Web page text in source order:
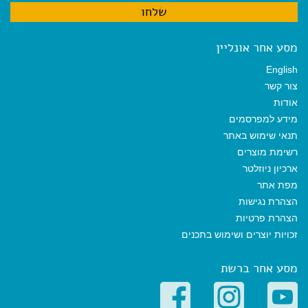
מסע אחר אונליין
English
צור קשר
אודות
מידע למפרסמים
תנאי שימוש באתר
רשימת מוצרים
ארכיון ניוזלטר
מפת אתר
הצהרת נגישות
הצהרת פרטיות
זכויות יוצרים ושימוש בתכנים
מסע אחר ברשת